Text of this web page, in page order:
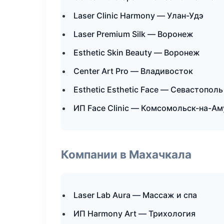
Laser Clinic Harmony — Улан-Удэ
Laser Premium Silk — Воронеж
Esthetic Skin Beauty — Воронеж
Center Art Pro — Владивосток
Esthetic Esthetic Face — Севастополь
ИП Face Clinic — Комсомольск-на-
Компании в Махачкала
Laser Lab Aura — Массаж и спа
ИП Harmony Art — Трихология